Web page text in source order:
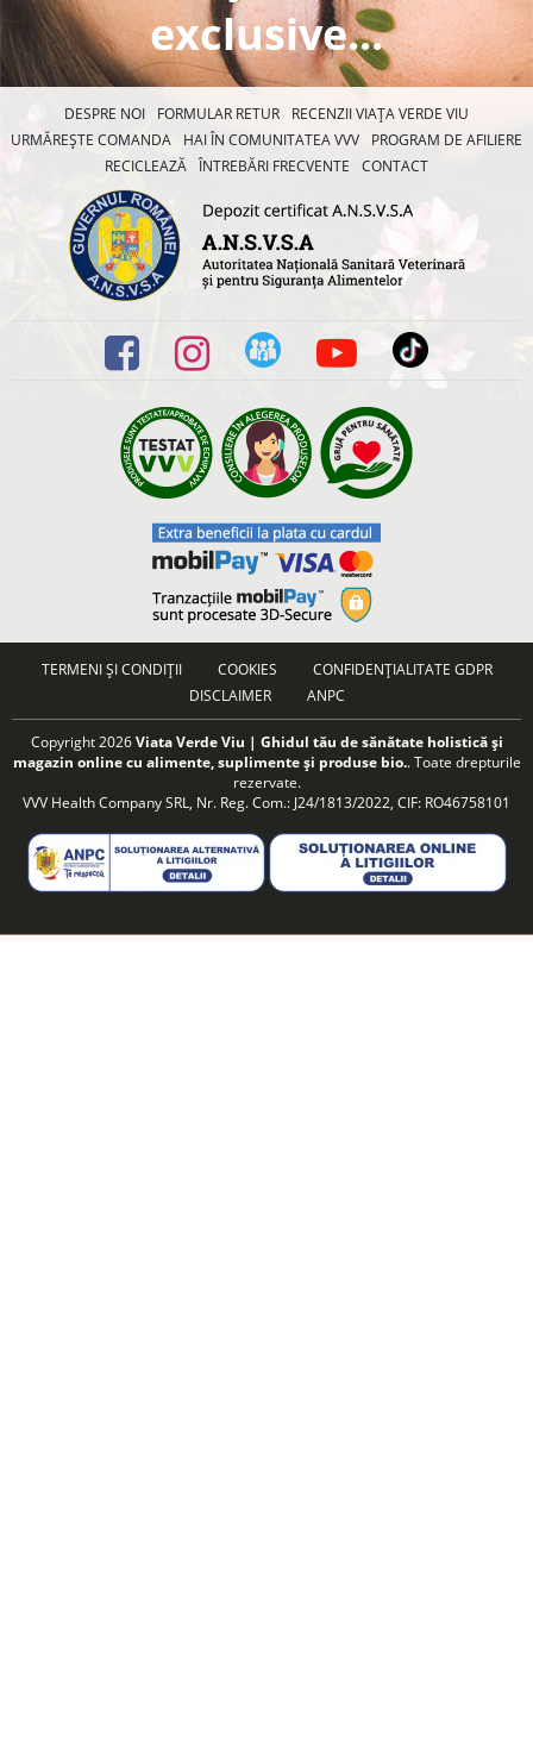
exclusive...
DESPRE NOI FORMULAR RETUR
RECENZII VIAȚA VERDE VIU
URMĂREȘTE COMANDA
HAI ÎN COMUNITATEA VVV
PROGRAM DE AFILIERE
RECICLEAZĂ ÎNTREBĂRI FRECVENTE CONTACT
TERMENI ȘI CONDIȚII COOKIES
CONFIDENȚIALITATE GDPR
DISCLAIMER
ANPC
Copyright 2026Viata Verde Viu | Ghidul tău de sănătate holistică și
magazin online cu alimente, suplimente și produse bio.. Toate drepturile
rezervate.
VVV Health Company SRL, Nr. Reg. Com.: J24/1813/2022, CIF: RO46758101